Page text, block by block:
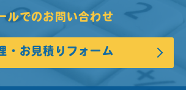
ルでのお問い合わせ
・お見積りフォーム